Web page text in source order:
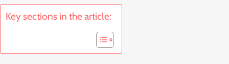
Key sections in the article: